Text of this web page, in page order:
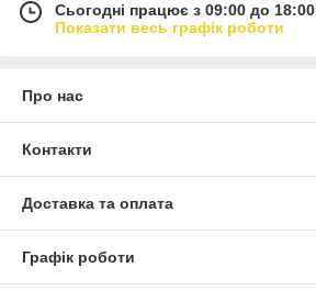
Сьогодні працює з 09:00 до 18:00
Показати весь графік роботи
Про нас
Контакти
Доставка та оплата
Графік роботи